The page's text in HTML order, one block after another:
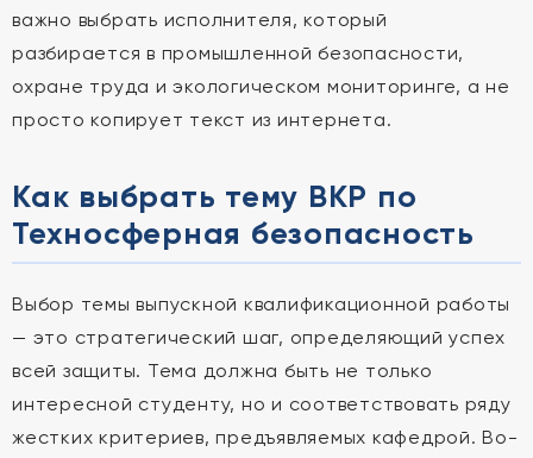
важно выбрать исполнителя, который
разбирается в промышленной безопасности,
охране труда и экологическом мониторинге, а не
просто копирует текст из интернета.
Как выбрать тему ВКР по
Техносферная безопасность
Выбор темы выпускной квалификационной работы
— это стратегический шаг, определяющий успех
всей защиты. Тема должна быть не только
интересной студенту, но и соответствовать ряду
жестких критериев, предъявляемых кафедрой. Во-